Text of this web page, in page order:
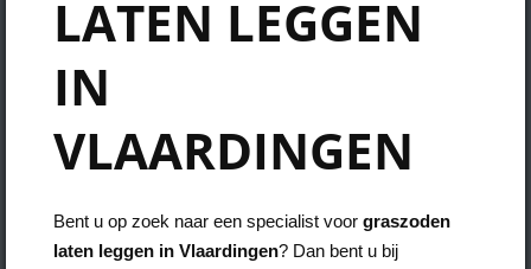
LATEN LEGGEN
IN
VLAARDINGEN
Bent u op zoek naar een specialist voor graszoden
laten leggen in Vlaardingen? Dan bent u bij